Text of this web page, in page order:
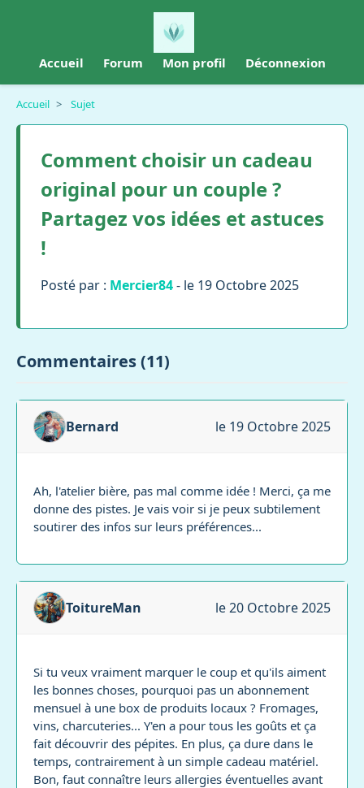
Accueil Forum Mon profil Déconnexion
Accueil > Sujet
Comment choisir un cadeau
original pour un couple ?
Partagez vos idées et astuces
!
Posté par : Mercier84- le 19 Octobre 2025
Commentaires (11)
Bernard le 19 Octobre 2025
Ah, l'atelier bière, pas mal comme idée ! Merci, ça me
donne des pistes. Je vais voir si je peux subtilement
soutirer des infos sur leurs préférences...
ToitureMan le 20 Octobre 2025
Si tu veux vraiment marquer le coup et qu'ils aiment
les bonnes choses, pourquoi pas un abonnement
mensuel à une box de produits locaux ? Fromages,
vins, charcuteries... Y'en a pour tous les goûts et ça
fait découvrir des pépites. En plus, ça dure dans le
temps, contrairement à un simple cadeau matériel.
Bon, faut connaître leurs allergies éventuelles avant